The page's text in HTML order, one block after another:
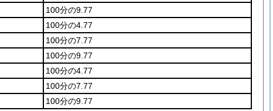
100分の9.77
100分の4.77
100分の7.77
100分の9.77
100分の4.77
100分の7.77
100分の9.77